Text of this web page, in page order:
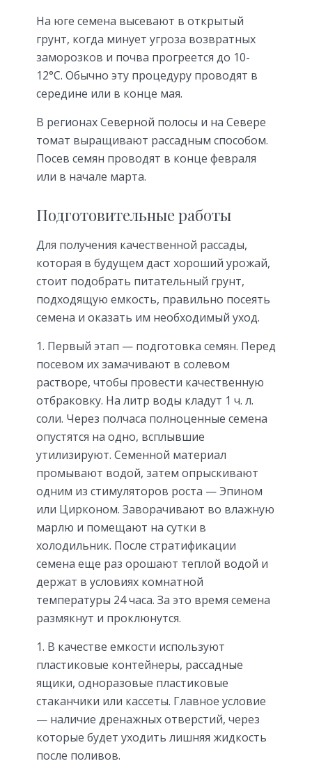
На юге семена высевают в открытый
грунт, когда минует угроза возвратных
заморозков и почва прогреется до 10-
12°С. Обычно эту процедуру проводят в
середине или в конце мая.
В регионах Северной полосы и на Севере
томат выращивают рассадным способом.
Посев семян проводят в конце февраля
или в начале марта.
Подготовительные работы
Для получения качественной рассады,
которая в будущем даст хороший урожай,
стоит подобрать питательный грунт,
подходящую емкость, правильно посеять
семена и оказать им необходимый уход.
Первый этап — подготовка семян. Перед
посевом их замачивают в солевом
растворе, чтобы провести качественную
отбраковку. На литр воды кладут 1 ч. л.
соли. Через полчаса полноценные семена
опустятся на одно, всплывшие
утилизируют. Семенной материал
промывают водой, затем опрыскивают
одним из стимуляторов роста — Эпином
или Цирконом. Заворачивают во влажную
марлю и помещают на сутки в
холодильник. После стратификации
семена еще раз орошают теплой водой и
держат в условиях комнатной
температуры 24 часа. За это время семена
размякнут и проклюнутся.
В качестве емкости используют
пластиковые контейнеры, рассадные
ящики, одноразовые пластиковые
стаканчики или кассеты. Главное условие
— наличие дренажных отверстий, через
которые будет уходить лишняя жидкость
после поливов.